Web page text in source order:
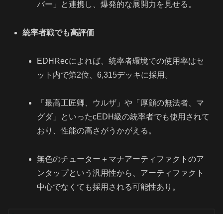
バー」と連携し、爆発的な展開力を見せる。
統率者戦でも高評価
EDHRecによれば、統率者環境での使用率はセ
ット内で第2位、6,315デッキに採用。
「最高工匠卿、ウルザ」や「厚顔の無法者、マ
グダ」といったcEDH級の統率者でも使用されて
おり、性能の高さがうかがえる。
無色のチューター＋マナアーティファクトのア
ンタップという汎用性から、アーティファクト
中心でなくても採用される可能性あり。